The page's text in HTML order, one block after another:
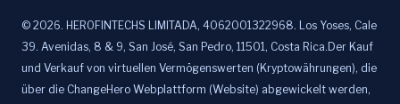
© 2026. HEROFINTECHS LIMITADA, 4062001322968. Los Yoses, Cale
39. Avenidas, 8 & 9, San José, San Pedro, 11501, Costa Rica.Der Kauf
und Verkauf von virtuellen Vermögenswerten (Kryptowährungen), die
über die ChangeHero Webplattform (Website) abgewickelt werden,